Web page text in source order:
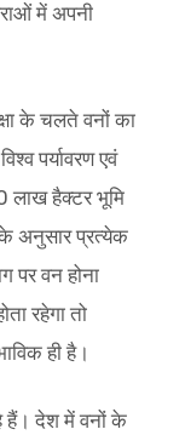
में अपनी
के चलते वनों का
पर्यावरण एवं
लाख हैक्टर भूमि
के अनुसार प्रत्येक
पर वन होना
रहेगा तो
ही है।
हैं। देश में वनों के